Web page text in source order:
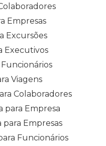
Empresas
Excursões
Executivos
Viagens
Colaboradores
para Empresa
Empresas
Funcionários